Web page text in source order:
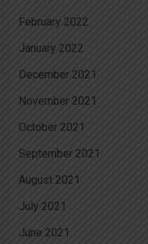
February 2022
January 2022
December 2021
November 2021
October 2021
September 2021
August 2021
July 2021
June 2021